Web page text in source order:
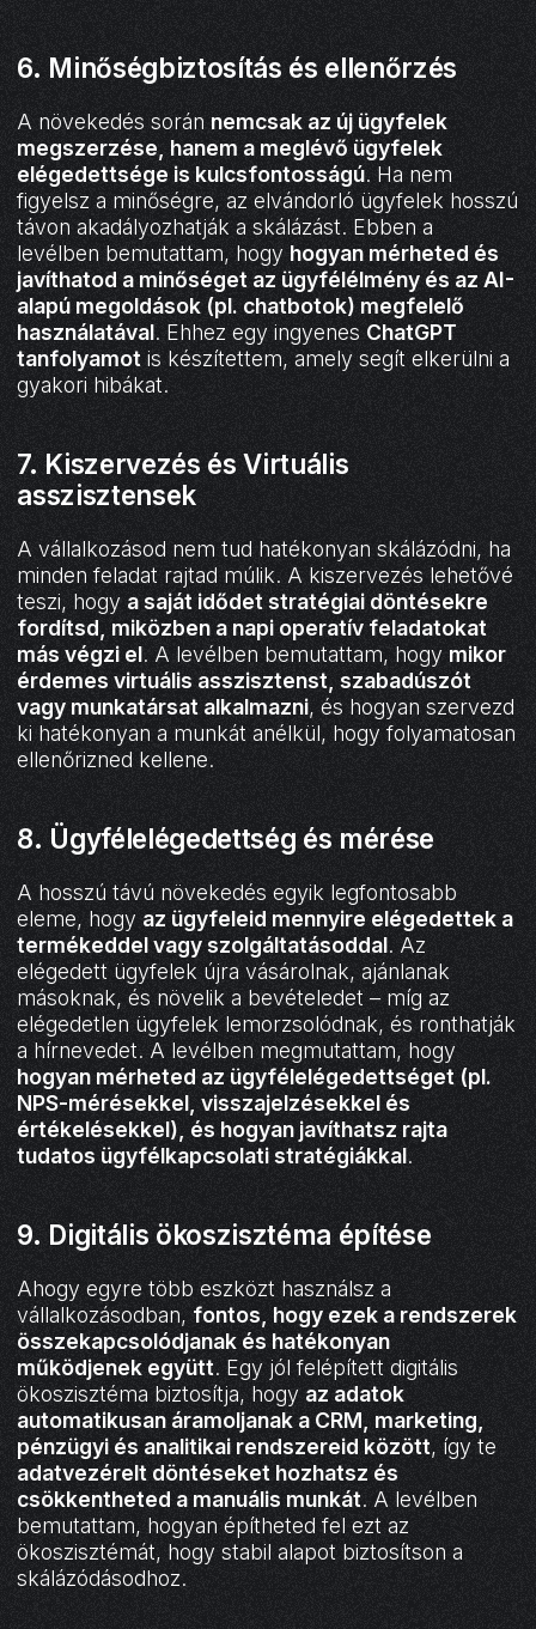
6. Minőségbiztosítás és ellenőrzés
A növekedés során nemcsak az új ügyfelek
megszerzése, hanem a meglévő ügyfelek
elégedettsége is kulcsfontosságú. Ha nem
figyelsz a minőségre, az elvándorló ügyfelek hosszú
távon akadályozhatják a skálázást. Ebben a
levélben bemutattam, hogy hogyan mérheted és
javíthatod a minőséget az ügyfélélmény és az AI-
alapú megoldások (pl. chatbotok) megfelelő
használatával. Ehhez egy ingyenes ChatGPT
tanfolyamot is készítettem, amely segít elkerülni a
gyakori hibákat.
7. Kiszervezés és Virtuális
asszisztensek
A vállalkozásod nem tud hatékonyan skálázódni, ha
minden feladat rajtad múlik. A kiszervezés lehetővé
teszi, hogy a saját idődet stratégiai döntésekre
fordítsd, miközben a napi operatív feladatokat
más végzi el. A levélben bemutattam, hogy mikor
érdemes virtuális asszisztenst, szabadúszót
vagy munkatársat alkalmazni, és hogyan szervezd
ki hatékonyan a munkát anélkül, hogy folyamatosan
ellenőrizned kellene.
8. Ügyfélelégedettség és mérése
A hosszú távú növekedés egyik legfontosabb
eleme, hogy az ügyfeleid mennyire elégedettek a
termékeddel vagy szolgáltatásoddal. Az
elégedett ügyfelek újra vásárolnak, ajánlanak
másoknak, és növelik a bevételedet – míg az
elégedetlen ügyfelek lemorzsolódnak, és ronthatják
a hírnevedet. A levélben megmutattam, hogy
hogyan mérheted az ügyfélelégedettséget (pl.
NPS-mérésekkel, visszajelzésekkel és
értékelésekkel), és hogyan javíthatsz rajta
tudatos ügyfélkapcsolati stratégiákkal.
9. Digitális ökoszisztéma építése
Ahogy egyre több eszközt használsz a
vállalkozásodban, fontos, hogy ezek a rendszerek
összekapcsolódjanak és hatékonyan
működjenek együtt. Egy jól felépített digitális
ökoszisztéma biztosítja, hogy az adatok
automatikusan áramoljanak a CRM, marketing,
pénzügyi és analitikai rendszereid között, így te
adatvezérelt döntéseket hozhatsz és
csökkentheted a manuális munkát. A levélben
bemutattam, hogyan építheted fel ezt az
ökoszisztémát, hogy stabil alapot biztosítson a
skálázódásodhoz.